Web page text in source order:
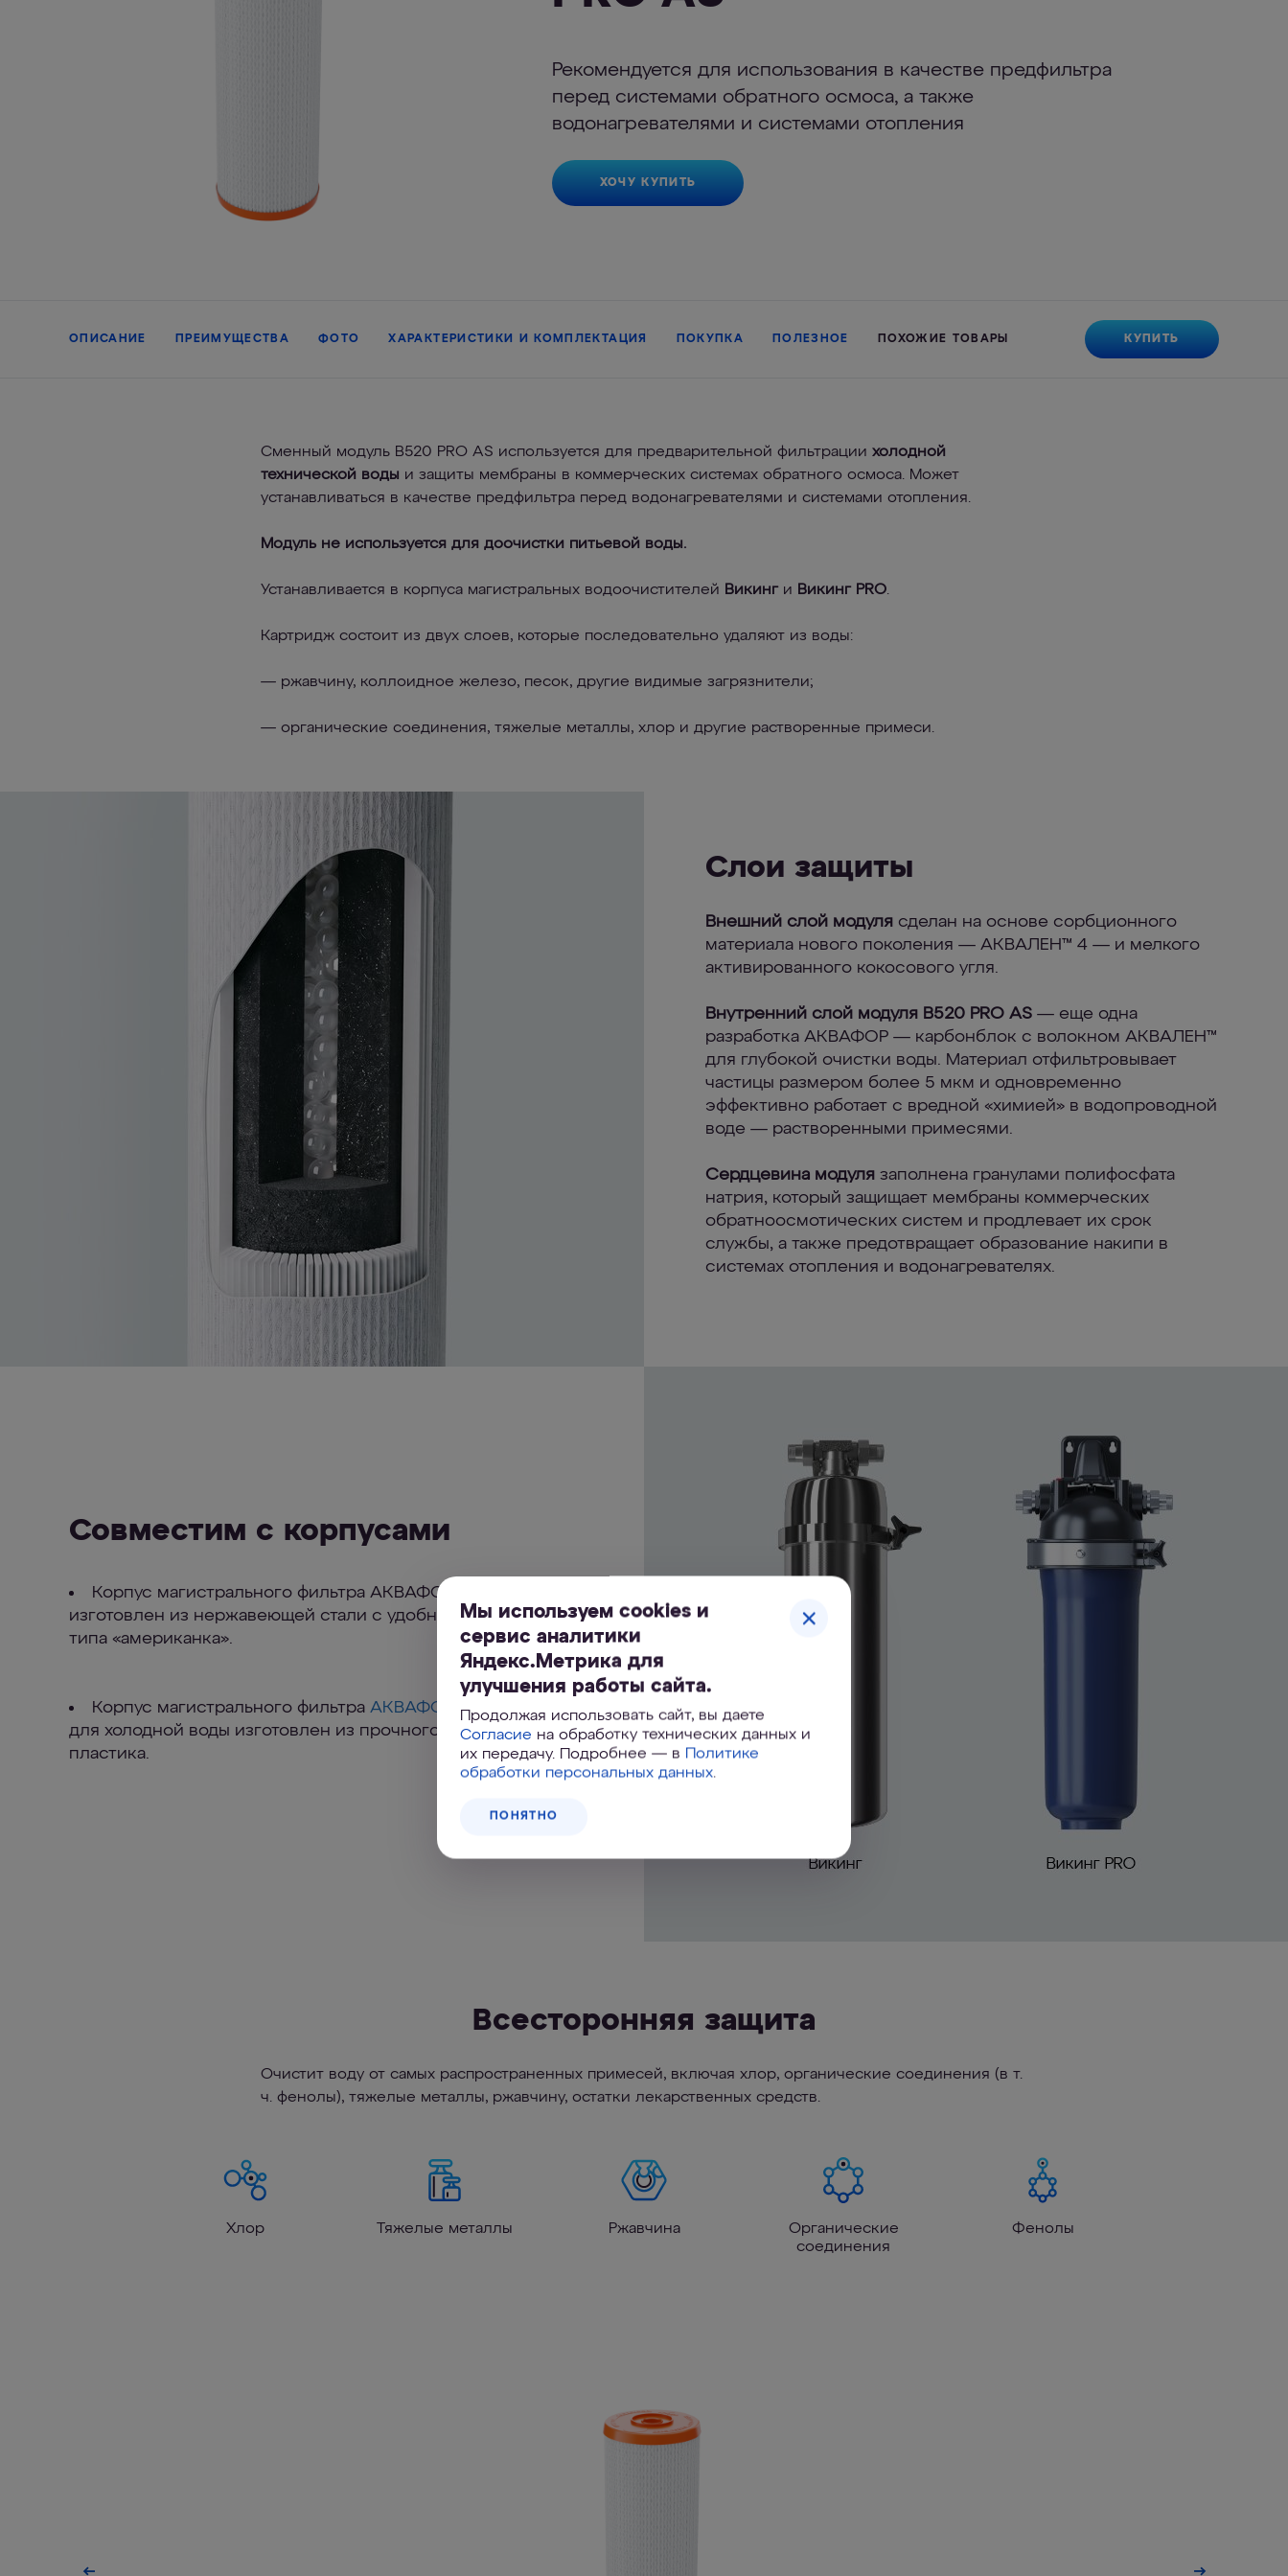
Рекомендуется для использования в качестве предфильтра
перед системами обратного осмоса, а также
водонагревателями и системами отопления
ХОЧУ КУПИТЬ
ОПИСАНИЕ ПРЕИМУЩЕСТВА ФОТО ХАРАКТЕРИСТИКИ И КОМПЛЕКТАЦИЯ ПОКУПКА ПОЛЕЗНОЕ ПОХОЖИЕ ТОВАРЫ КУПИТЬ
Сменный модуль В520 PRO AS используется для предварительной фильтрации холодной
технической воды и защиты мембраны в коммерческих системах обратного осмоса. Может
устанавливаться в качестве предфильтра перед водонагревателями и системами отопления.
Модуль не используется для доочистки питьевой воды.
Устанавливается в корпуса магистральных водоочистителей Викинги Викинг PRO.
Картридж состоит из двух слоев, которые последовательно удаляют из воды:
— ржавчину, коллоидное железо, песок, другие видимые загрязнители;
— органические соединения, тяжелые металлы, хлор и другие растворенные примеси.
Слои защиты
Внешний слой модуля сделан на основе сорбционного
материала нового поколения — АКВАЛЕН™ 4 — и мелкого
активированного кокосового угля.
Внутренний слой модуля В520 PRO AS — еще одна
разработка АКВАФОР — карбонблок с волокном АКВАЛЕН™
для глубокой очистки воды. Материал отфильтровывает
частицы размером более 5 мкм и одновременно
эффективно работает с вредной «химией» в водопроводной
воде — растворенными примесями.
Сердцевина модуля заполнена гранулами полифосфата
натрия, который защищает мембраны коммерческих
обратноосмотических систем и продлевает их срок
службы, а также предотвращает образование накипи в
системах отопления и водонагревателях.
Совместим с корпусами
Корпус магистрального фильтра АКВАФОР Викинг
изготовлен из нержавеющей стали с удобным креплением
типа «американка».
Корпус магистрального фильтра АКВАФОР Викинг PRO
для холодной воды изготовлен из прочного армированного
пластика.
Всесторонняя защита
Очистит воду от самых распространенных примесей, включая хлор, органические соединения (в т.
ч. фенолы), тяжелые металлы, ржавчину, остатки лекарственных средств.
Хлор Тяжелые металлы Ржавчина
Органические
соединения
Фенолы
Мы используем cookies и
сервис аналитики
Яндекс.Метрика для
улучшения работы сайта.
Продолжая использовать сайт, вы даете
Согласие на обработку технических данных и
их передачу. Подробнее — в Политике
обработки персональных данных.
ПОНЯТНО